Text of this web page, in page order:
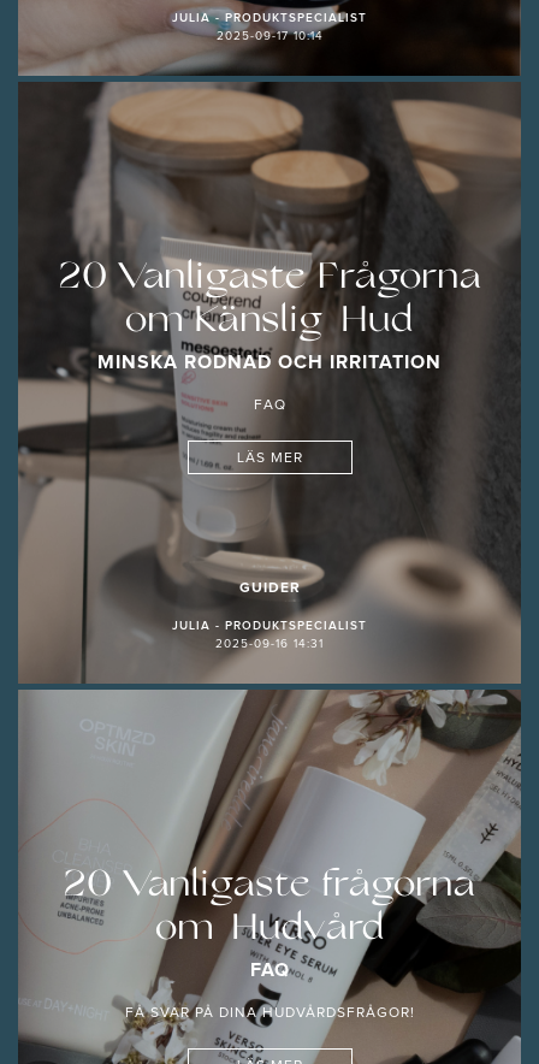
JULIA - PRODUKTSPECIALIST
2025-09-17 10:14
20 Vanligaste Frågorna
om Känslig Hud
MINSKA RODNAD OCH IRRITATION
FAQ
LÄS MER
GUIDER
JULIA - PRODUKTSPECIALIST
2025-09-16 14:31
20 Vanligaste frågorna
om Hudvård
FAQ
FÅ SVAR PÅ DINA HUDVÅRDSFRÅGOR!